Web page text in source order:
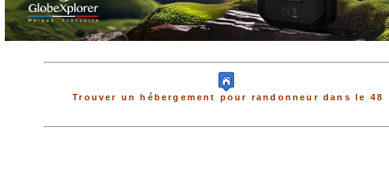
Trouver un hébergement pour randonneur dans le 48